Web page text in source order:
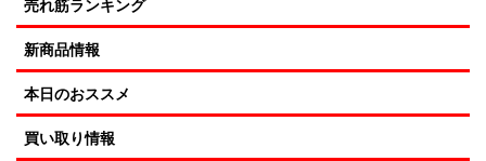
売れ筋ランキング
新商品情報
本日のおススメ
買い取り情報